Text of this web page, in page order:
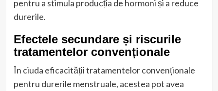
pentru a stimula producția de hormoni și a reduce
durerile.
Efectele secundare și riscurile
tratamentelor convenționale
În ciuda eficacității tratamentelor convenționale
pentru durerile menstruale, acestea pot avea